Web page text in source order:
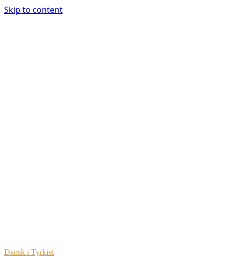
Skip to content
Dansk i Tyrkiet